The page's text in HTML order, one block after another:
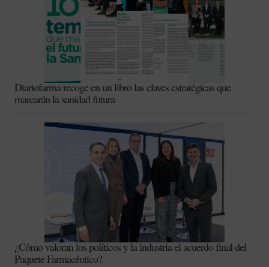
Diariofarma recoge en un libro las claves estratégicas que
marcarán la sanidad futura
¿Cómo valoran los políticos y la industria el acuerdo final del
Paquete Farmacéutico?